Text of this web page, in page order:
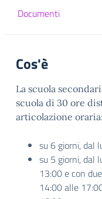
Documenti
Cos'è
La scuola
scuola di 30 ore
articolazione oraria:
su 6 giorni, dal
su 5 giorni, dal
13:00 e con
14:00 alle